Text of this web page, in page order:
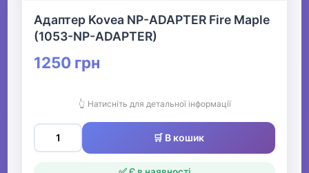
Адаптер Kovea NP-ADAPTER Fire Maple
(1053-NP-ADAPTER)
1250 грн
👆 Натисніть для детальної інформації
🛒 В кошик